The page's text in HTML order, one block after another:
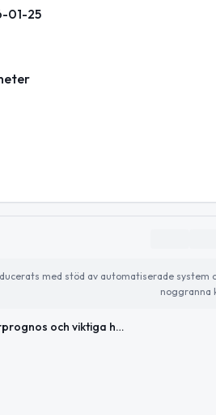
01-25
med stöd av automatiserade
noggranna
Väderprognos och viktiga händelser i Tierp idag